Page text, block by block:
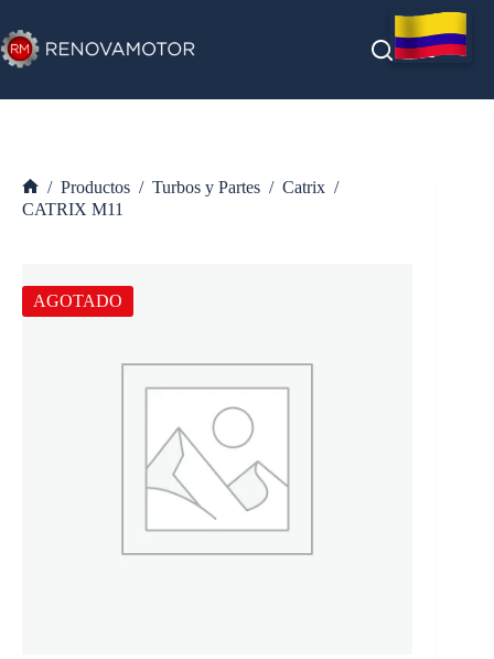
al
contenido
Inicio
/ Productos / Turbos y Partes / Catrix /
CATRIX M11
AGOTADO